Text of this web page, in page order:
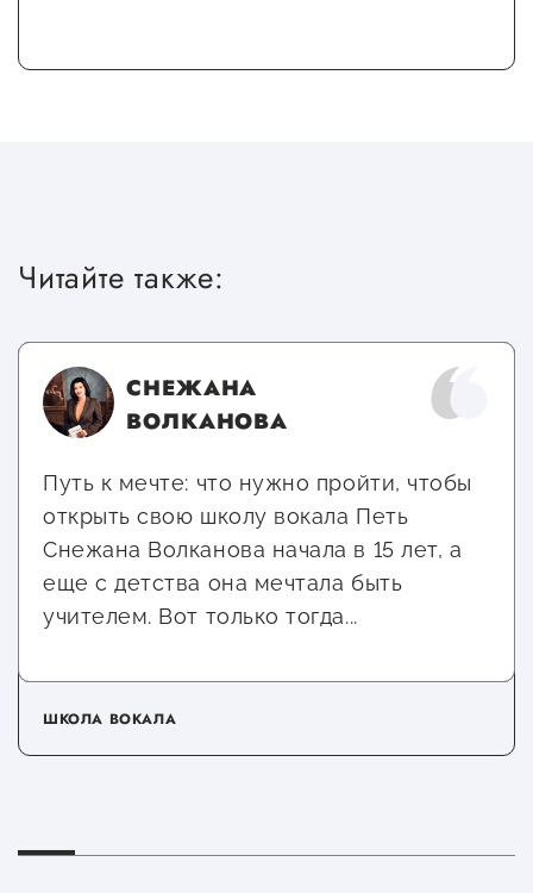
Читайте также:
СНЕЖАНА
ВОЛКАНОВА
Путь к мечте: что нужно пройти, чтобы
открыть свою школу вокала Петь
Снежана Волканова начала в 15 лет, а
еще с детства она мечтала быть
учителем. Вот только тогда...
ШКОЛА ВОКАЛА